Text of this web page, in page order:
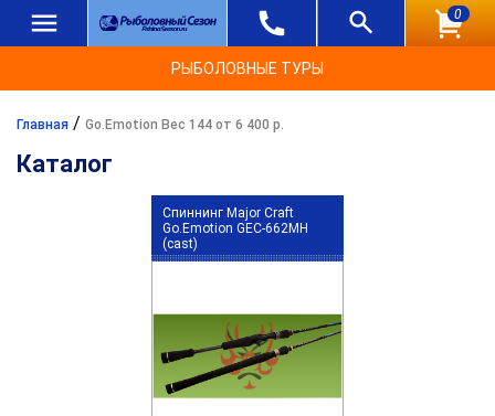
0
РЫБОЛОВНЫЕ ТУРЫ
Главная / Go.Emotion Вес 144 от 6 400 р.
Каталог
Спиннинг Major Craft
Go.Emotion GEC-662MH
(cast)